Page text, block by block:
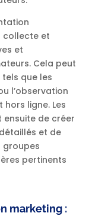
collecte et
et
Cela peut
que les
l’observation
ligne. Les
de créer
et de
groupes
pertinents
marketing :